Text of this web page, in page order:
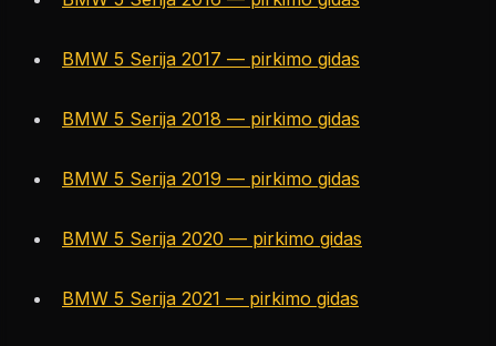
BMW 5 Serija 2017 — pirkimo gidas
BMW 5 Serija 2018 — pirkimo gidas
BMW 5 Serija 2019 — pirkimo gidas
BMW 5 Serija 2020 — pirkimo gidas
BMW 5 Serija 2021 — pirkimo gidas